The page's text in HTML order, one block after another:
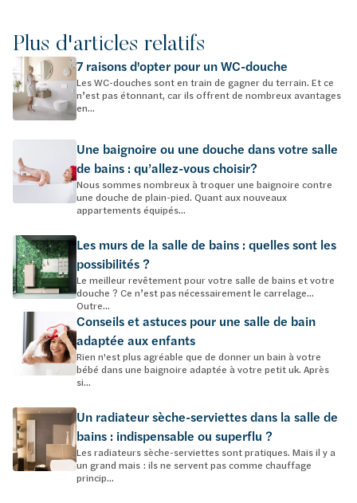
Plus d'articles relatifs
7 raisons d'opter pour un WC-douche
Les WC-douches sont en train de gagner du terrain. Et ce
n’est pas étonnant, car ils offrent de nombreux avantages
en...
Une baignoire ou une douche dans votre salle
de bains : qu’allez-vous choisir?
Nous sommes nombreux à troquer une baignoire contre
une douche de plain-pied. Quant aux nouveaux
appartements équipés...
Les murs de la salle de bains : quelles sont les
possibilités ?
Le meilleur revêtement pour votre salle de bains et votre
douche ? Ce n’est pas nécessairement le carrelage…
Outre...
Conseils et astuces pour une salle de bain
adaptée aux enfants
Rien n'est plus agréable que de donner un bain à votre
bébé dans une baignoire adaptée à votre petit uk. Après
si...
Un radiateur sèche-serviettes dans la salle de
bains : indispensable ou superflu ?
Les radiateurs sèche-serviettes sont pratiques. Mais il y a
un grand mais : ils ne servent pas comme chauffage
princip...